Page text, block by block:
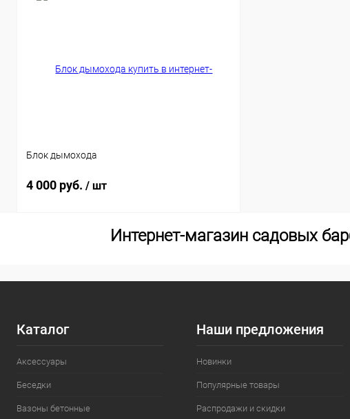
Блок дымохода
4 000 руб. / шт
Интернет-магазин садовых
Каталог
Аксессуары
Беседки
Вазоны бетонные
Наши предложения
Новинки
Популярные товары
Распродажи и скидки